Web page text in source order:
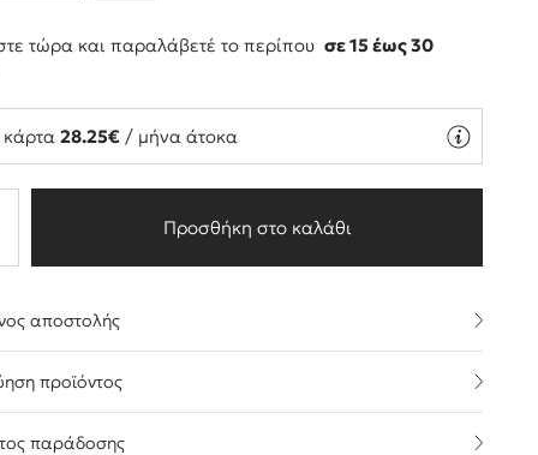
τώρα και παραλάβετέ το περίπου σε 15 έως 30
κάρτα28.25€ / μήνα άτοκα
Προσθήκη στο καλάθι
αποστολής
προϊόντος
παράδοσης